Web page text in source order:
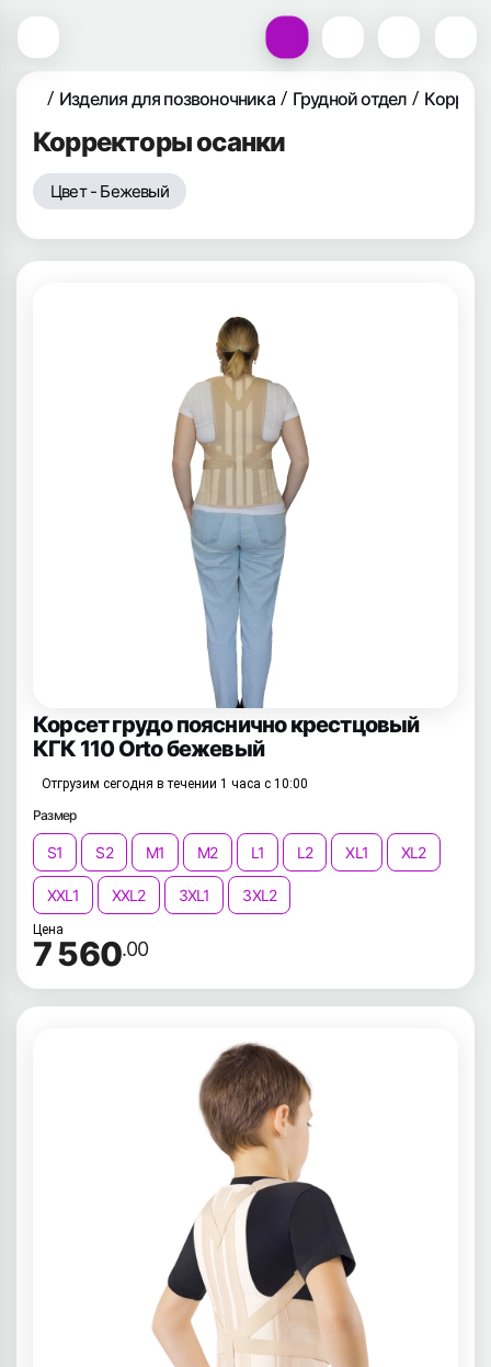
Изделия для позвоночника Грудной отдел
Корректоры осанки
Цвет - Бежевый
Корсет грудо пояснично крестцовый
КГК 110 Orto бежевый
Отгрузим сегодня в течении 1 часа с 10:00
Размер
S1 S2 M1 M2 L1 L2 XL1 XL2
XXL1 XXL2 3XL1 3XL2
Цена
7 560.00